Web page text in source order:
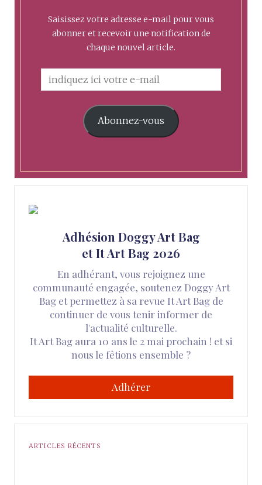
Saisissez votre adresse e-mail pour vous
abonner et recevoir une notification de
chaque nouvel article.
Abonnez-vous
Adhésion Doggy Art Bag
et It Art Bag 2026
En adhérant, vous rejoignez une
communauté engagée, soutenez Doggy Art
Bag et permettez à sa revue It Art Bag de
continuer de vous tenir informer de
l'actualité culturelle.
It Art Bag aura 10 ans le 2 mai prochain ! et si
nous le fêtions ensemble ?
Adhérer
ARTICLES RÉCENTS